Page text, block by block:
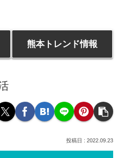
熊本トレンド情報
2022.09.23